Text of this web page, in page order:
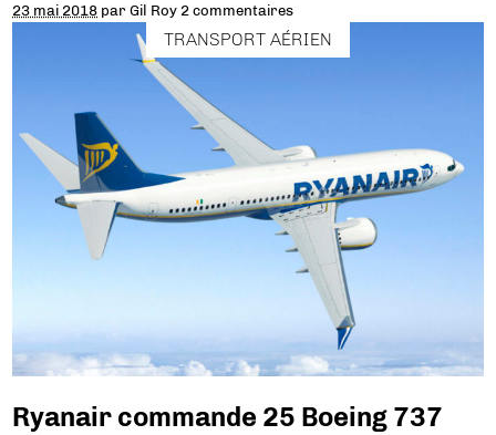
23 mai 2018 parGil Roy 2 commentaires
TRANSPORT AÉRIEN
Ryanair commande 25 Boeing 737